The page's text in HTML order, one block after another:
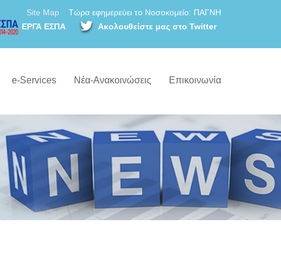
Site Map Τώρα εφημερεύει το Νοσοκομείο: ΠΑΓΝΗ
ΕΡΓΑ ΕΣΠΑ
Ακολουθείστε μας στο Twitter
e-Services Νέα-Ανακοινώσεις Επικοινωνία